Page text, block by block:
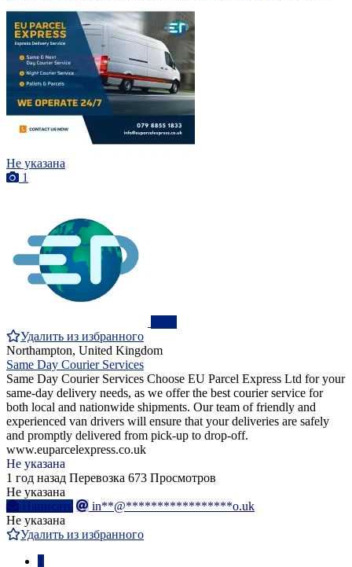
Не указана
1
Удалить из избранного
Northampton, United Kingdom
Same Day Courier Services
Same Day Courier Services Choose EU Parcel Express Ltd for your
same-day delivery needs, as we offer the best courier service for
both local and nationwide shipments. Our team of friendly and
experienced van drivers will ensure that your deliveries are safely
and promptly delivered from pick-up to drop-off.
www.euparcelexpress.co.uk
Не указана
1 год назад Перевозка 673 Просмотров
Не указана
Написать
in**@*****************o.uk
Не указана
Удалить из избранного